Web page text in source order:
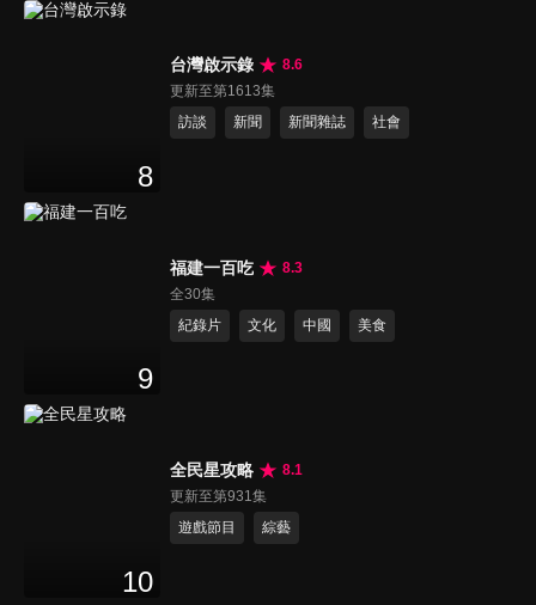
8
台灣啟示錄
8.6
更新至第1613集
訪談
新聞 新聞雜誌 社會
9
福建一百吃
8.3
全30集
紀錄片
文化 中國 美食
10
全民星攻略
8.1
更新至第931集
遊戲節目
綜藝